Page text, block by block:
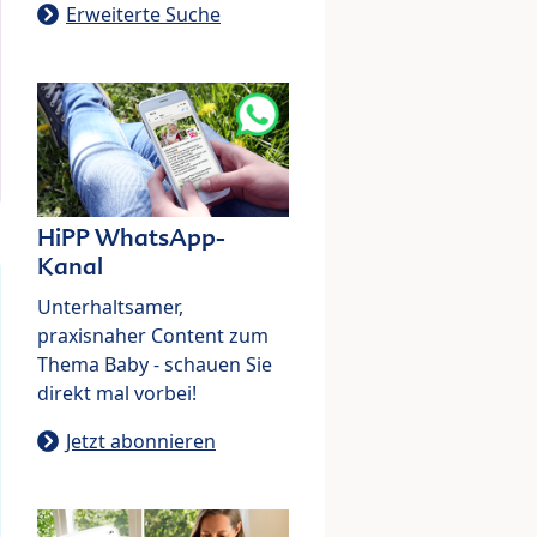
Erweiterte Suche
HiPP WhatsApp-
Kanal
Unterhaltsamer,
praxisnaher Content zum
Thema Baby - schauen Sie
direkt mal vorbei!
Jetzt abonnieren